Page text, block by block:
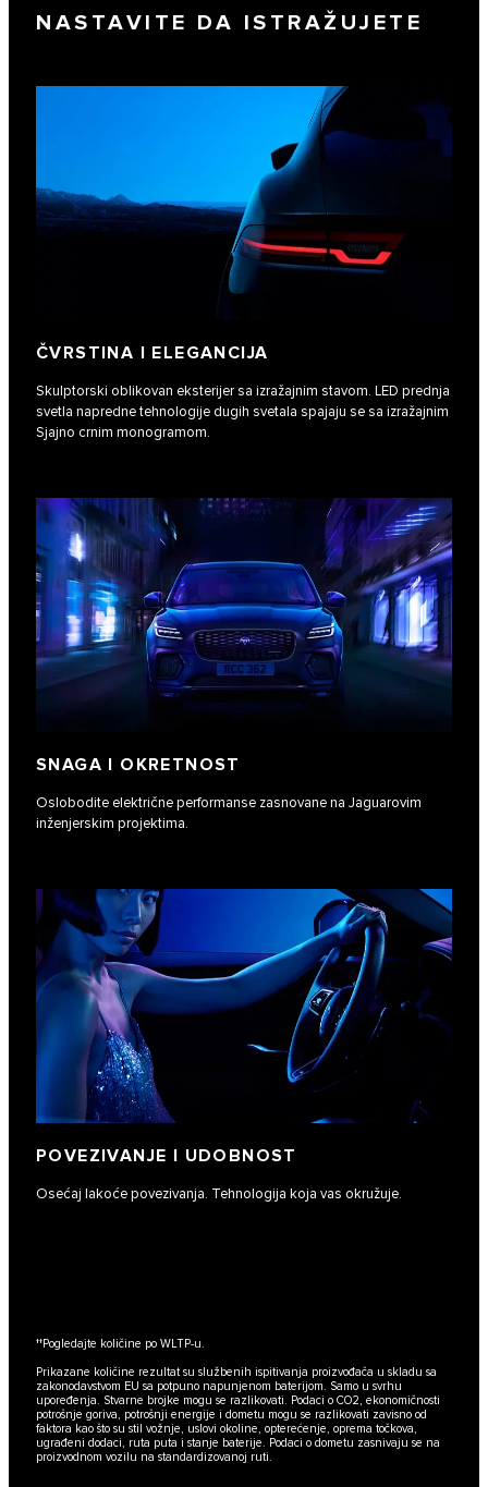
NASTAVITE DA ISTRAŽUJETE
ČVRSTINA I ELEGANCIJA
Skulptorski oblikovan eksterijer sa izražajnim stavom. LED prednja
svetla napredne tehnologije dugih svetala spajaju se sa izražajnim
Sjajno crnim monogramom.
SNAGA I OKRETNOST
Oslobodite električne performanse zasnovane na Jaguarovim
inženjerskim projektima.
POVEZIVANJE I UDOBNOST
Osećaj lakoće povezivanja. Tehnologija koja vas okružuje.
††Pogledajte količine po WLTP-u.
Prikazane količine rezultat su službenih ispitivanja proizvođača u skladu sa
zakonodavstvom EU sa potpuno napunjenom baterijom. Samo u svrhu
upoređenja. Stvarne brojke mogu se razlikovati. Podaci o CO2, ekonomičnosti
potrošnje goriva, potrošnji energije i dometu mogu se razlikovati zavisno od
faktora kao što su stil vožnje, uslovi okoline, opterećenje, oprema točkova,
ugrađeni dodaci, ruta puta i stanje baterije. Podaci o dometu zasnivaju se na
proizvodnom vozilu na standardizovanoj ruti.